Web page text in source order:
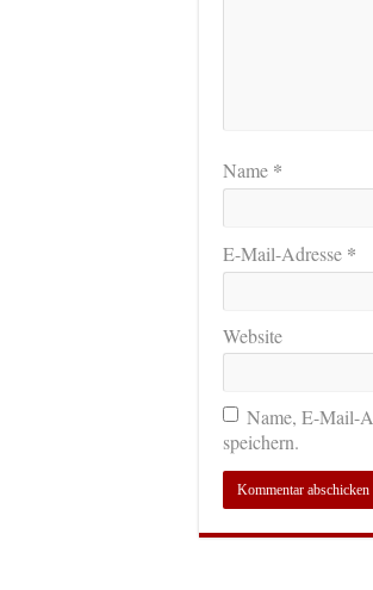
Name *
E-Mail-Adresse *
Website
Name, E-Mail-
speichern.